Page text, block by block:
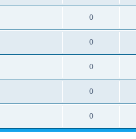
0
0
0
0
0